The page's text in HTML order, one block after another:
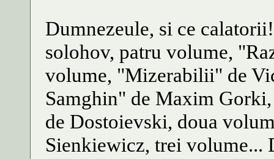
Dumnezeule, si ce
solohov, patru volume,
volume, "Mizerabilii" de
Samghin" de Maxim
de Dostoievski, doua
Sienkiewicz, trei volume...